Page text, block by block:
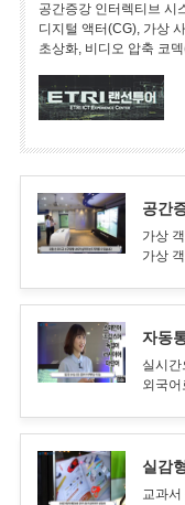
공간증강 인터렉티브 시
디지털 액터(CG), 가상
초상화, 비디오 압축 코
공간
가상
가상
자동
실시
외국
실감
교과